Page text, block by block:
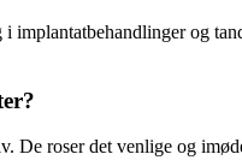
og
roser det venlige og